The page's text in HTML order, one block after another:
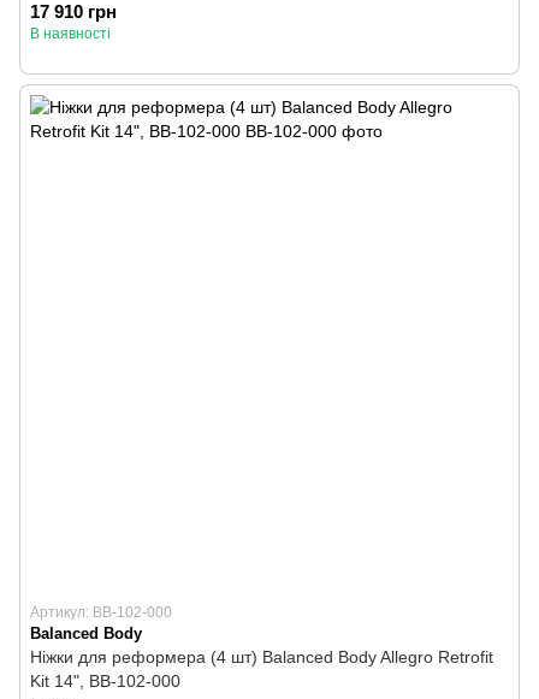
17 910 грн
В наявності
Артикул: BB-102-000
Balanced Body
Ніжки для реформера (4 шт) Balanced Body Allegro Retrofit
Kit 14", BB-102-000